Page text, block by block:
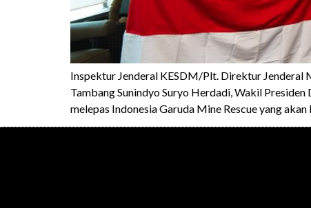
Inspektur Jenderal KESDM/Plt. Direktur
Tambang Sunindyo Suryo Herdadi, Wakil
melepas Indonesia Garuda Mine Rescue yang